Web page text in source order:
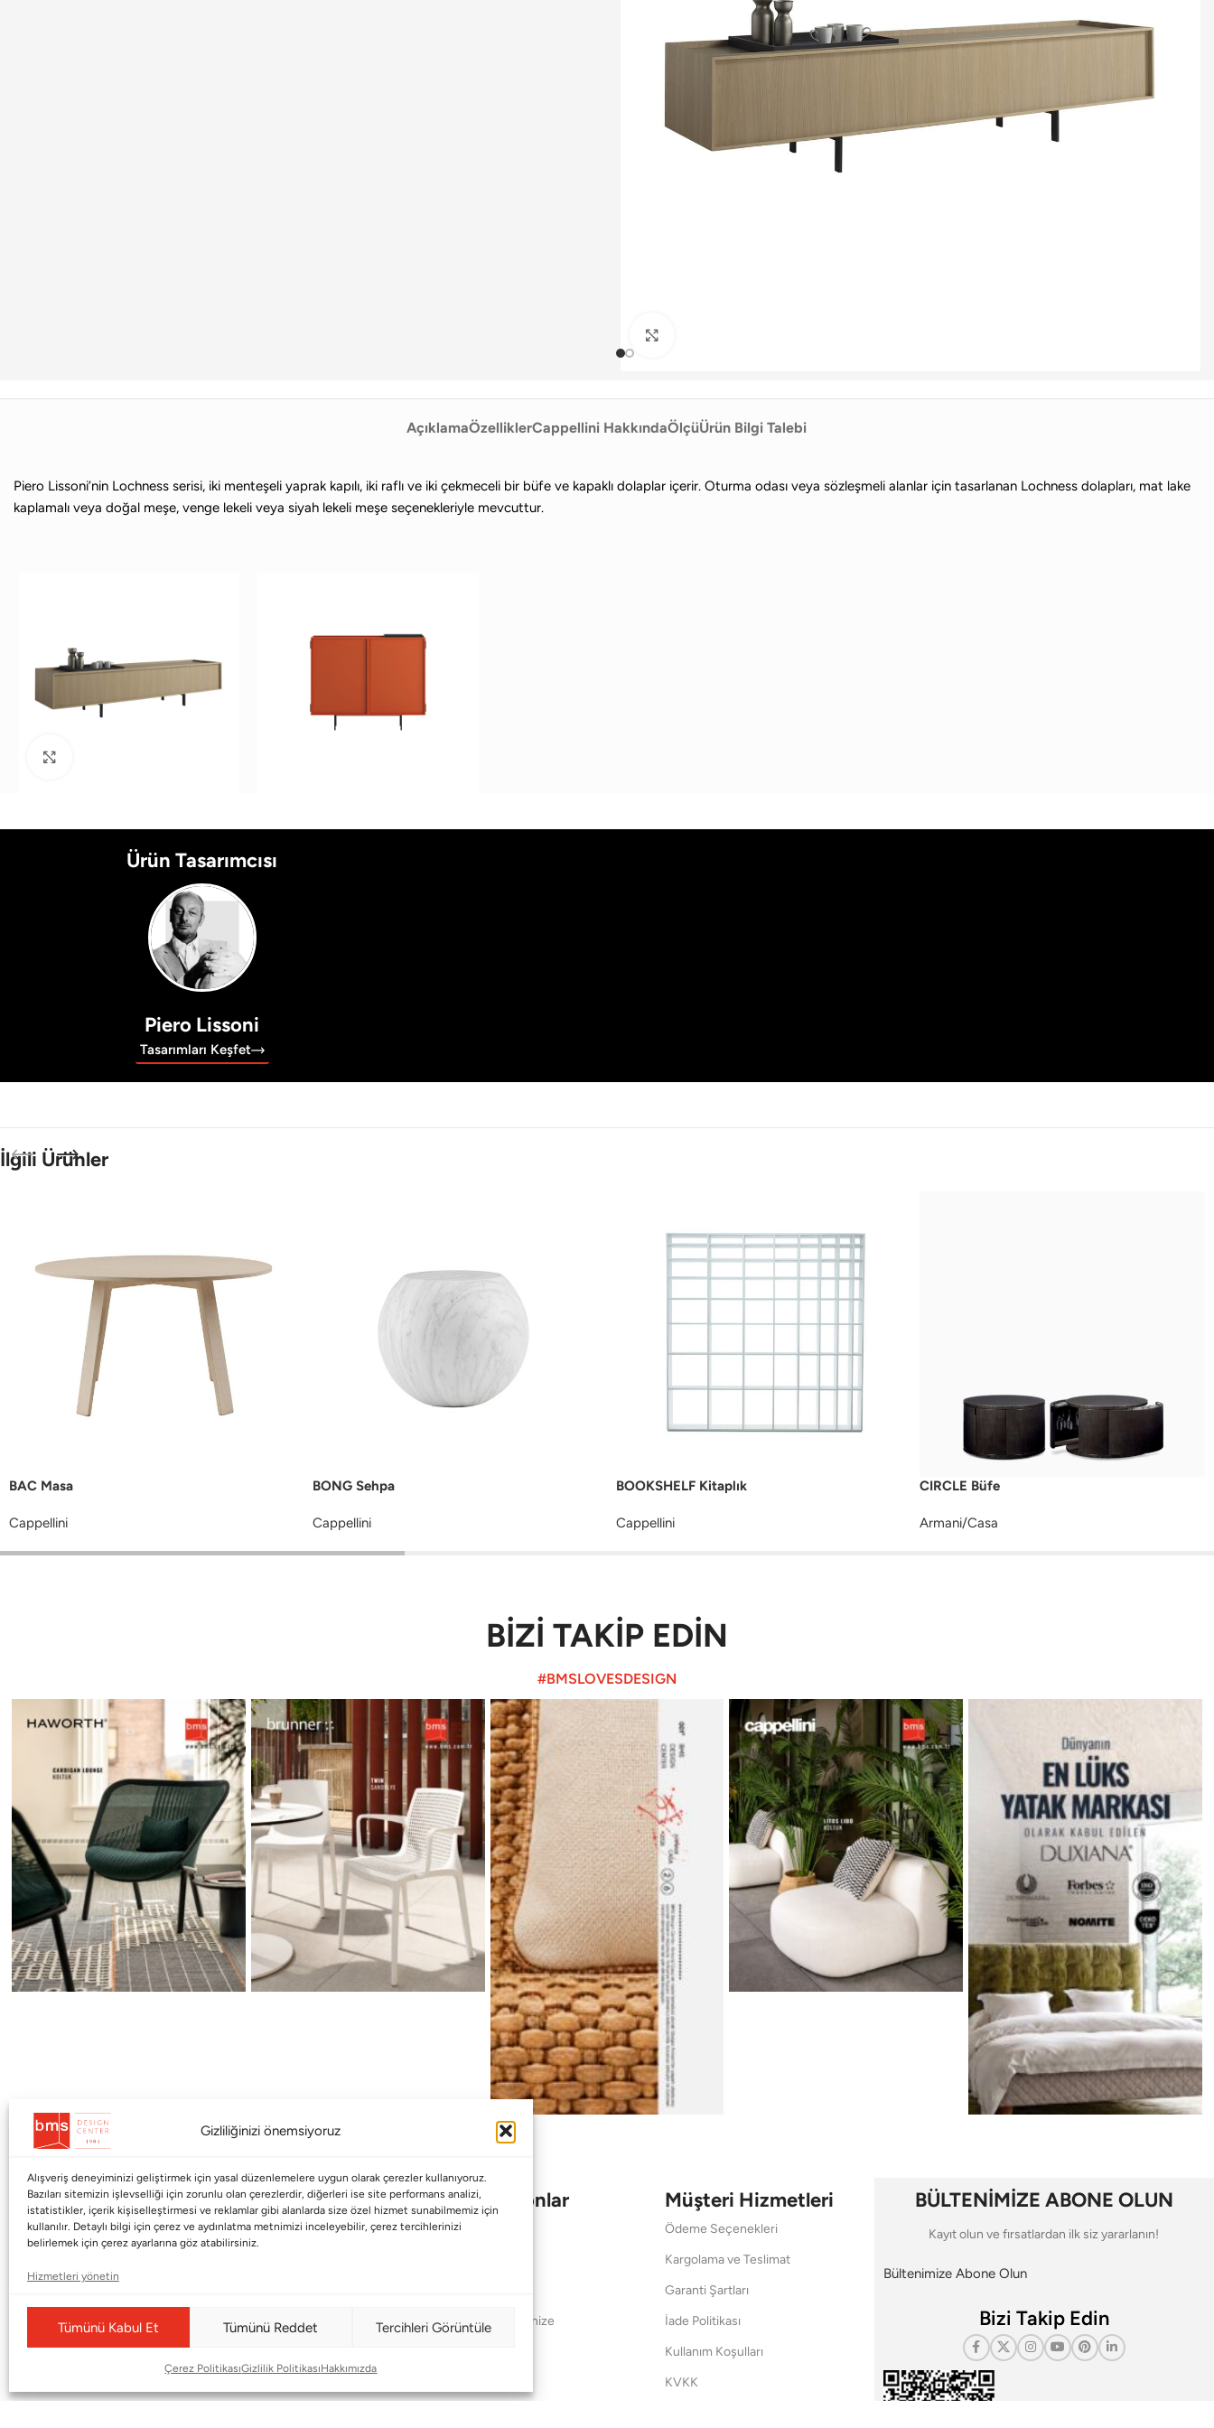
Gizliliğinizi önemsiyoruz
Alışveriş deneyiminizi geliştirmek için yasal düzenlemelere uygun olarak çerezler kullanıyoruz.
Bazıları sitemizin işlevselliği için zorunlu olan çerezlerdir, diğerleri ise site performans analizi,
istatistikler, içerik kişiselleştirmesi ve reklamlar gibi alanlarda size özel hizmet sunabilmemiz için
kullanılır. Detaylı bilgi için çerez ve aydınlatma metnimizi inceleyebilir, çerez tercihlerinizi
belirlemek için çerez ayarlarına göz atabilirsiniz.
Hizmetleri yönetin
Tümünü Kabul Et Tümünü Reddet Tercihleri Görüntüle
Çerez PolitikasıGizlilik PolitikasıHakkımızda
AçıklamaÖzelliklerCappellini HakkındaÖlçüÜrün Bilgi Talebi
Piero Lissoni’nin Lochness serisi, iki menteşeli yaprak kapılı, iki raflı ve iki çekmeceli bir büfe ve kapaklı dolaplar içerir. Oturma odası veya sözleşmeli alanlar için tasarlanan Lochness dolapları, mat lake
kaplamalı veya doğal meşe, venge lekeli veya siyah lekeli meşe seçenekleriyle mevcuttur.
Ürün Tasarımcısı
Piero Lissoni
Tasarımları Keşfet
İlgili Ürünler
BAC Masa
Cappellini
BONG Sehpa
Cappellini
BOOKSHELF Kitaplık
Cappellini
CIRCLE Büfe
Armani/Casa
BİZİ TAKİP EDİN
#BMSLOVESDESIGN
Kurumsal
Shop
Blog
Markalar
Haworth
Baccarat
Koleksiyonlar
Babalar Günü
Saraylardan Evinize
Müşteri Hizmetleri
Ödeme Seçenekleri
Kargolama ve Teslimat
Garanti Şartları
İade Politikası
Kullanım Koşulları
KVKK
BÜLTENİMİZE ABONE OLUN
Kayıt olun ve fırsatlardan ilk siz yararlanın!
Bültenimize Abone Olun
Bizi Takip Edin